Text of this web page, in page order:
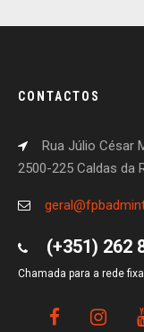
CONTACTOS
Rua Júlio César
2500-225 Caldas da
(+351) 262
Chamada para a rede